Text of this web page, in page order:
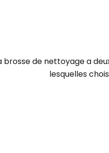
brosse de nettoyage a
lesquelles